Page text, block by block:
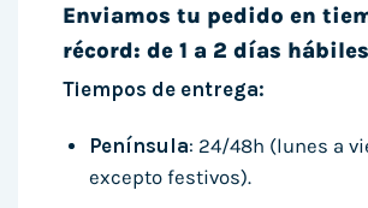
Enviamos tu pedido en
récord: de 1 a 2 días
Tiempos de entrega:
Península: 24/48h (lunes a
excepto festivos).